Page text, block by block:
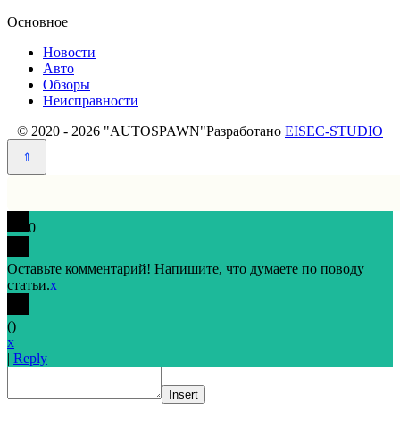
Основное
Новости
Авто
Обзоры
Неисправности
© 2020 - 2026 "AUTOSPAWN"Разработано EISEC-STUDIO
0
Оставьте комментарий! Напишите, что думаете по поводу
статьи.x
()
x
| Reply
Insert